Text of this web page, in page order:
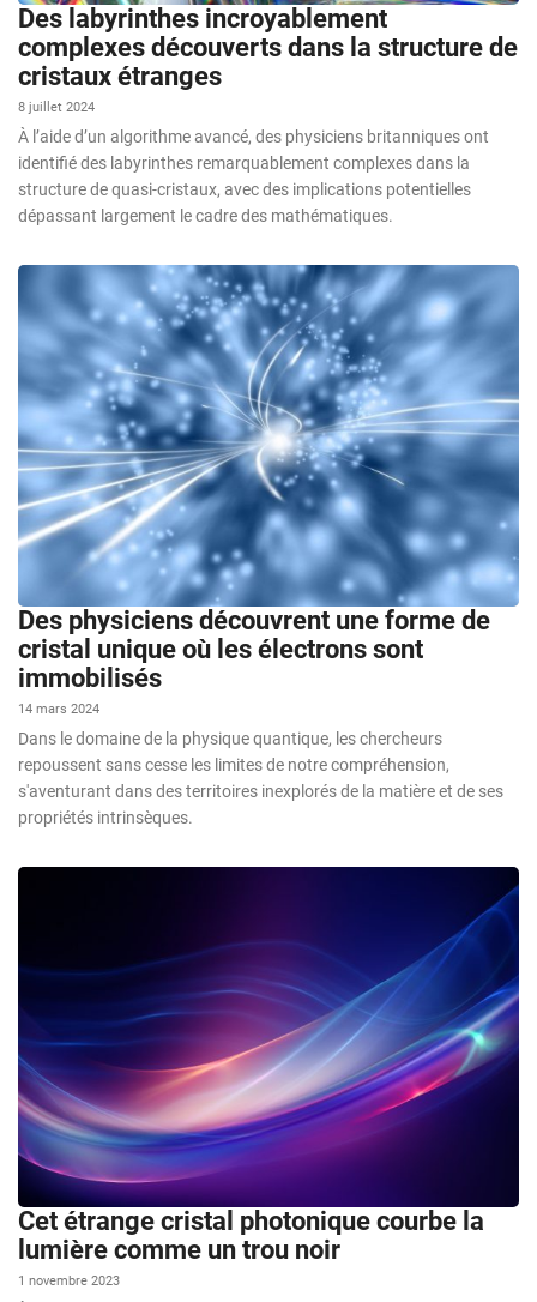
Des labyrinthes incroyablement
complexes découverts dans la structure de
cristaux étranges
8 juillet 2024
À l’aide d’un algorithme avancé, des physiciens britanniques ont
identifié des labyrinthes remarquablement complexes dans la
structure de quasi-cristaux, avec des implications potentielles
dépassant largement le cadre des mathématiques.
Des physiciens découvrent une forme de
cristal unique où les électrons sont
immobilisés
14 mars 2024
Dans le domaine de la physique quantique, les chercheurs
repoussent sans cesse les limites de notre compréhension,
s'aventurant dans des territoires inexplorés de la matière et de ses
propriétés intrinsèques.
Cet étrange cristal photonique courbe la
lumière comme un trou noir
1 novembre 2023